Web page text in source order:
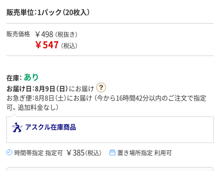
販売単位：1パック（20枚入）
販売価格 ￥498 （税抜き）
￥547 （税込）
在庫： あり
お届け日：8月9日（日）にお届け
お急ぎ便：8月8日（土）にお届け （今から16時間42分以内のご注文で指定
可。追加料金なし）
アスクル在庫商品
時間帯指定 指定可 ￥385（税込） 置き場所指定 利用可